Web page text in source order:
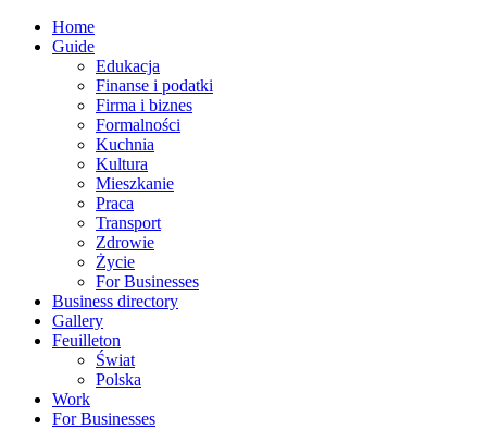
Home
Guide
Edukacja
Finanse i podatki
Firma i biznes
Formalności
Kuchnia
Kultura
Mieszkanie
Praca
Transport
Zdrowie
Życie
For Businesses
Business directory
Gallery
Feuilleton
Świat
Polska
Work
For Businesses